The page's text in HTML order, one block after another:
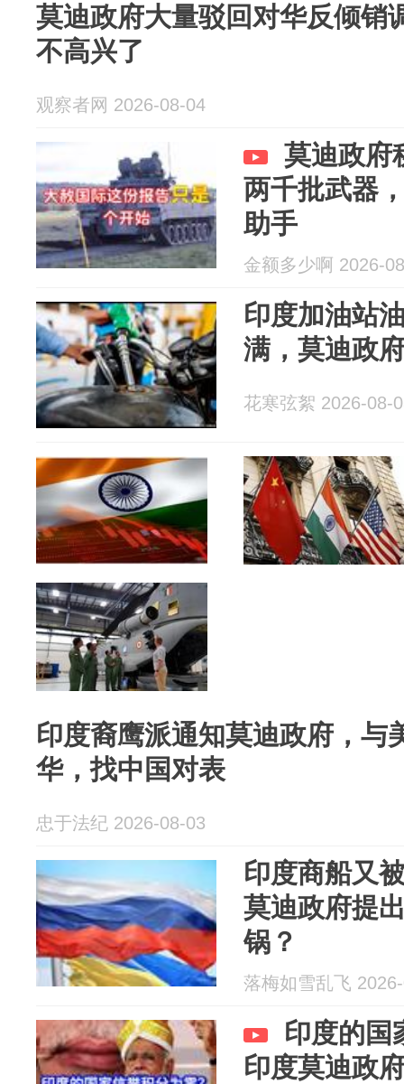
莫迪政府大量驳回对华反倾销
不高兴了
观察者网 2026-08-04
莫迪政府
两千批武器
助手
金额多少啊 2026-
印度加油站
满，莫迪政
花寒弦絮 2026-08-
印度裔鹰派通知莫迪政府，与
华，找中国对表
忠于法纪 2026-08-03
印度商船又
莫迪政府提
锅？
落梅如雪乱飞
印度的国
印度莫迪政